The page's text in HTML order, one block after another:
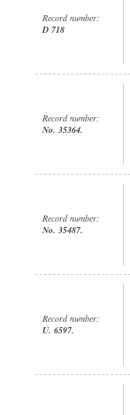
Record number:
D 718
Record number:
No. 35364.
Record number:
No. 35487.
Record number:
U. 6597.